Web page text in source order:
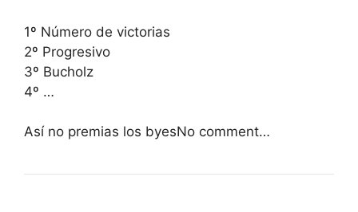
1º Número de victorias
2º Progresivo
3º Bucholz
4º …
Así no premias los byesNo comment…